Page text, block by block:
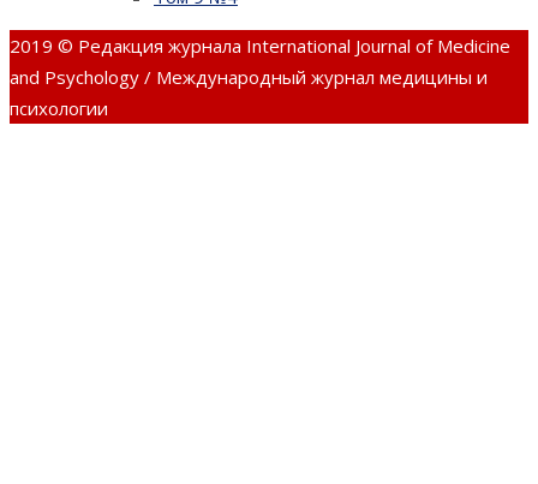
2019 © Редакция журнала International Journal of Medicine
and Psychology / Международный журнал медицины и
психологии